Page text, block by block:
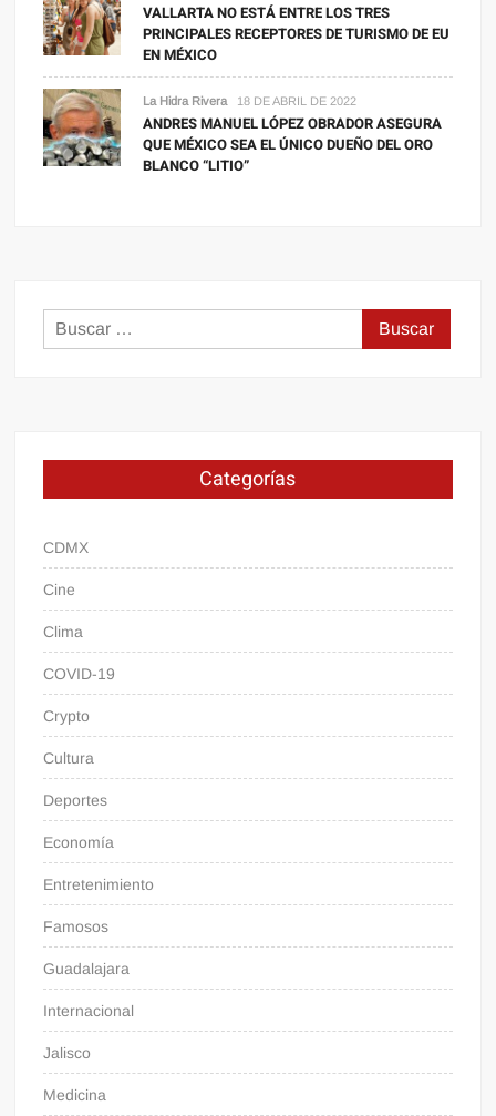
VALLARTA NO ESTÁ ENTRE LOS TRES
PRINCIPALES RECEPTORES DE TURISMO DE EU
EN MÉXICO
La Hidra Rivera 18 DE ABRIL DE 2022
ANDRES MANUEL LÓPEZ OBRADOR ASEGURA
QUE MÉXICO SEA EL ÚNICO DUEÑO DEL ORO
BLANCO “LITIO”
Buscar:
Categorías
CDMX
Cine
Clima
COVID-19
Crypto
Cultura
Deportes
Economía
Entretenimiento
Famosos
Guadalajara
Internacional
Jalisco
Medicina